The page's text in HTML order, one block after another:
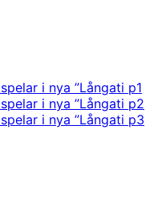
i nya ”Långati p1
i nya ”Långati p2
i nya ”Långati p3